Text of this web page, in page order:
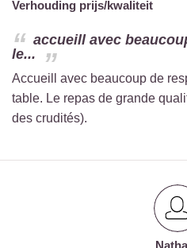
Verhouding prijs/kwaliteit
accueill avec
le...
Accueill avec beaucoup de
table. Le repas de grande
des crudités).